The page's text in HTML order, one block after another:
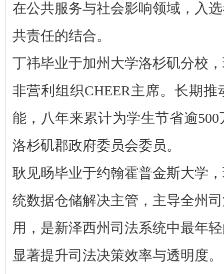
在公共服务与社会影响领域，入
共责任的结合。
丁祎毕业于加州大学洛杉矶分校，
非营利组织CHEER主席。长期推
能， 八年来累计为学生节省逾
洛杉矶郡政府委员会委员。
耿见旸毕业于约翰霍普金斯大学，
统数据仓储解决主管， 主导全州
用， 是新泽西州司法系统中最年
显著提升司法决策效率与透明度。